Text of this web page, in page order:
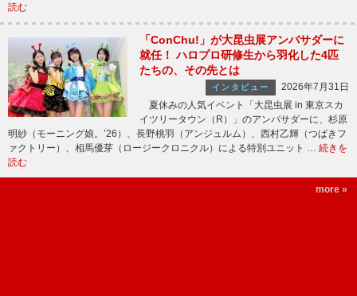
読む
「ConChu!」が大昆虫展アンバサダーに
就任！ ハロプロ研修生から羽化した4匹
たちの、その先とは
インタビュー
2026年7月31日
夏休みの人気イベント「大昆虫展 in 東京スカ
イツリータウン（R）」のアンバサダーに、杉原
明紗（モーニング娘。’26）、長野桃羽（アンジュルム）、西村乙輝（つばきフ
ァクトリー）、相馬優芽（ロージークロニクル）による特別ユニット … 続きを
読む
more »